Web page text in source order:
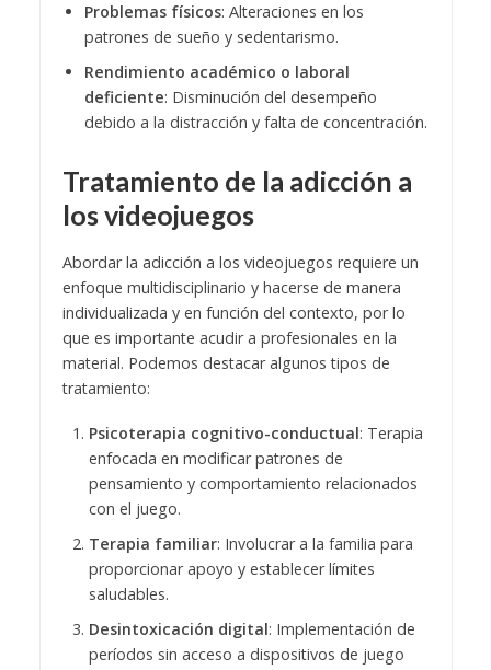
Problemas físicos: Alteraciones en los
patrones de sueño y sedentarismo.
Rendimiento académico o laboral
deficiente: Disminución del desempeño
debido a la distracción y falta de concentración.
Tratamiento de la adicción a
los videojuegos
Abordar la adicción a los videojuegos requiere un
enfoque multidisciplinario y hacerse de manera
individualizada y en función del contexto, por lo
que es importante acudir a profesionales en la
material. Podemos destacar algunos tipos de
tratamiento:
Psicoterapia cognitivo-conductual: Terapia
enfocada en modificar patrones de
pensamiento y comportamiento relacionados
con el juego.
Terapia familiar: Involucrar a la familia para
proporcionar apoyo y establecer límites
saludables.
Desintoxicación digital: Implementación de
períodos sin acceso a dispositivos de juego